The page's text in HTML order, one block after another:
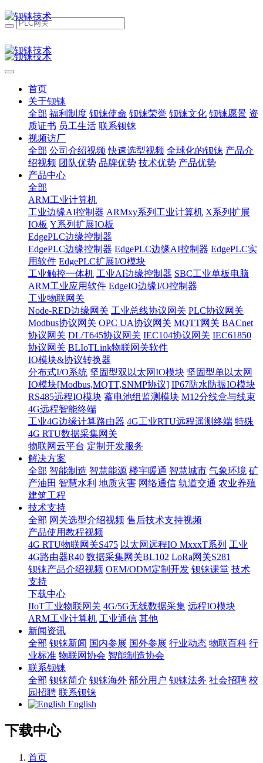
首页
关于钡铼
全部 福利制度 钡铼使命 钡铼荣誉 钡铼文化 钡铼愿景 资
质证书 员工生活 联系钡铼
视频访厂
全部 公司介绍视频 快速选型视频 全球化的钡铼 产品介
绍视频 团队优势 品牌优势 技术优势 产品优势
产品中心
全部
ARM工业计算机
工业边缘AI控制器 ARMxy系列工业计算机 X系列扩展
IO板 Y系列扩展IO板
EdgePLC边缘控制器
EdgePLC边缘控制器 EdgePLC边缘AI控制器 EdgePLC实
用软件 EdgePLC扩展I/O模块
工业触控一体机 工业AI边缘控制器 SBC工业单板电脑
ARM工业应用软件 EdgeIO边缘I/O控制器
工业物联网关
Node-RED边缘网关 工业总线协议网关 PLC协议网关
Modbus协议网关 OPC UA协议网关 MQTT网关 BACnet
协议网关 DL/T645协议网关 IEC104协议网关 IEC61850
协议网关 BLIoTLink物联网关软件
IO模块&协议转换器
分布式I/O系统 坚固型双以太网IO模块 坚固型单以太网
IO模块[Modbus,MQTT,SNMP协议] IP67防水防振IO模块
RS485远程IO模块 蓄电池组监测模块 M12分线盒与线束
4G远程智能终端
工业4G边缘计算路由器 4G工业RTU远程遥测终端 特殊
4G RTU数据采集网关
物联网云平台 定制开发服务
解决方案
全部 智能制造 智慧能源 楼宇暖通 智慧城市 气象环境 矿
产油田 智慧水利 地质灾害 网络通信 轨道交通 农业养殖
建筑工程
技术支持
全部 网关选型介绍视频 售后技术支持视频
产品使用教程视频
4G RTU物联网关S475 以太网远程IO MxxxT系列 工业
4G路由器R40 数据采集网关BL102 LoRa网关S281
钡铼产品介绍视频 OEM/ODM定制开发 钡铼课堂 技术
支持
下载中心
IIoT工业物联网关 4G/5G无线数据采集 远程IO模块
ARM工业计算机 工业通信 其他
新闻资讯
全部 钡铼新闻 国内参展 国外参展 行业动态 物联百科 行
业标准 物联网协会 智能制造协会
联系钡铼
全部 钡铼简介 钡铼海外 部分用户 钡铼法务 社会招聘 校
园招聘 联系钡铼
English
下载中心
首页